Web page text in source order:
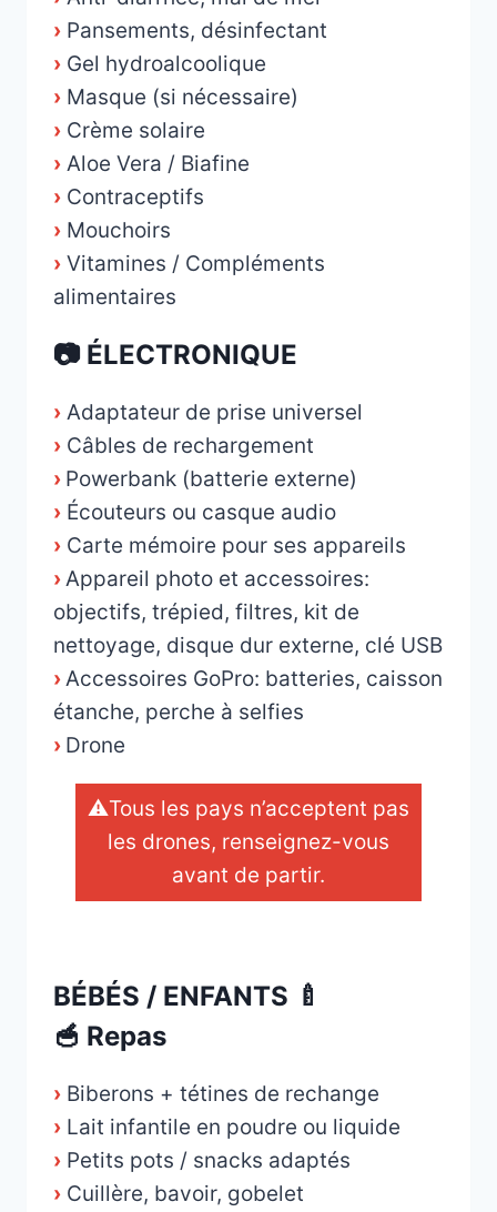
› Pansements, désinfectant
› Gel hydroalcoolique
› Masque (si nécessaire)
› Crème solaire
› Aloe Vera / Biafine
› Contraceptifs
› Mouchoirs
› Vitamines / Compléments
alimentaires
📷 ÉLECTRONIQUE
› Adaptateur de prise universel
› Câbles de rechargement
› Powerbank (batterie externe)
› Écouteurs ou casque audio
› Carte mémoire pour ses appareils
› Appareil photo et accessoires:
objectifs, trépied, filtres, kit de
nettoyage, disque dur externe, clé USB
› Accessoires GoPro: batteries, caisson
étanche, perche à selfies
› Drone
⚠️Tous les pays n’acceptent pas
les drones, renseignez-vous
avant de partir.
BÉBÉS / ENFANTS 🍼
🥣 Repas
› Biberons + tétines de rechange
› Lait infantile en poudre ou liquide
› Petits pots / snacks adaptés
› Cuillère, bavoir, gobelet